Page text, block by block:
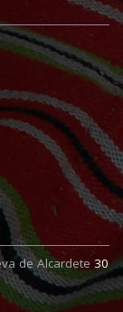
de Alcardete 30